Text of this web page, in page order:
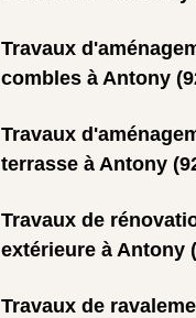
Travaux
combles à Antony
Travaux
terrasse à Antony
Travaux de
extérieure à Antony
Travaux de